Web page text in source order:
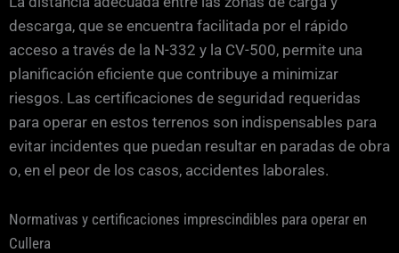
descarga, que se encuentra facilitada por el rápido
acceso a través de la N-332 y la CV-500, permite una
planificación eficiente que contribuye a minimizar
riesgos. Las certificaciones de seguridad requeridas
para operar en estos terrenos son indispensables para
evitar incidentes que puedan resultar en paradas de obra
o, en el peor de los casos, accidentes laborales.
Normativas y certificaciones imprescindibles para operar en
Cullera